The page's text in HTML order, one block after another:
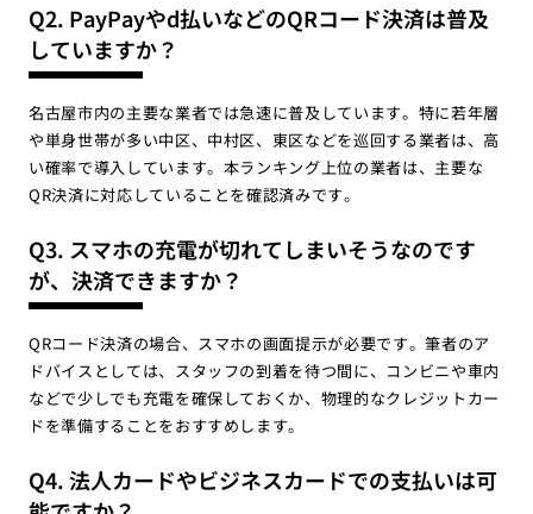
Q2. PayPayやd払いなどのQRコード決済は普及
していますか？
名古屋市内の主要な業者では急速に普及しています。特に若年層
や単身世帯が多い中区、中村区、東区などを巡回する業者は、高
い確率で導入しています。本ランキング上位の業者は、主要な
QR決済に対応していることを確認済みです。
Q3. スマホの充電が切れてしまいそうなのです
が、決済できますか？
QRコード決済の場合、スマホの画面提示が必要です。筆者のア
ドバイスとしては、スタッフの到着を待つ間に、コンビニや車内
などで少しでも充電を確保しておくか、物理的なクレジットカー
ドを準備することをおすすめします。
Q4. 法人カードやビジネスカードでの支払いは可